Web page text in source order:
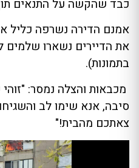
כבד שהקשה על התנאים
אמנם הדירה נשרפה כליל
את הדיירים נשארו שלמים
בתמונות).
מכבאות והצלה נמסר:
סיבה, אנא שימו לב
צאתכם מהבית!"